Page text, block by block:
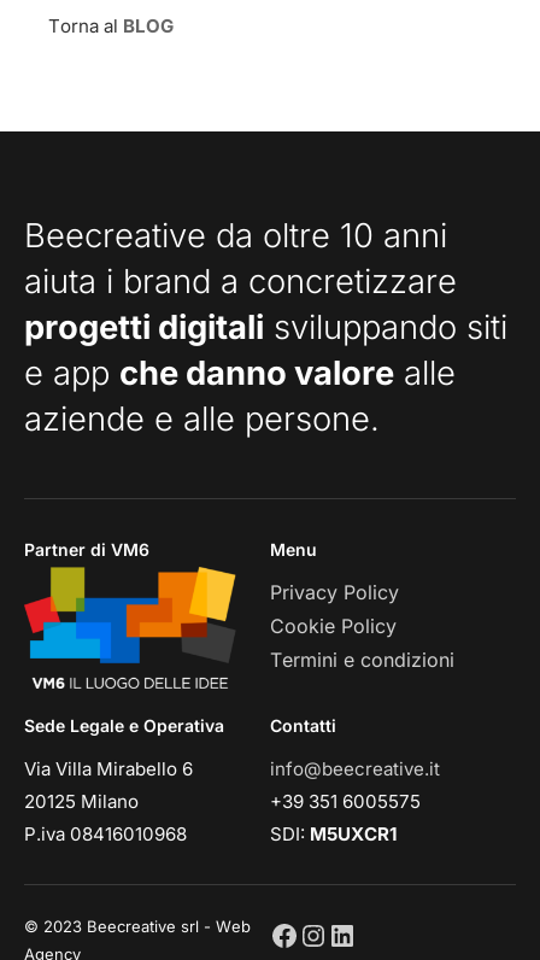
Torna al BLOG
Beecreative da oltre 10 anni
aiuta i brand a concretizzare
progetti digitali sviluppando siti
e app che danno valore alle
aziende e alle persone.
Partner di VM6 Menu
Privacy Policy
Cookie Policy
Termini e condizioni
Sede Legale e Operativa
Via Villa Mirabello 6
20125 Milano
P.iva 08416010968
Contatti
info@beecreative.it
+39 351 6005575
SDI: M5UXCR1
© 2023 Beecreative srl - Web
Agency